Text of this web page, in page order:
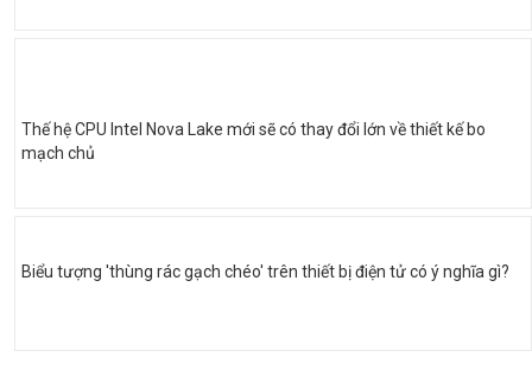
Thế hệ CPU Intel Nova Lake mới sẽ có thay đổi lớn về thiết kế bo
mạch chủ
Biểu tượng 'thùng rác gạch chéo' trên thiết bị điện tử có ý nghĩa gì?